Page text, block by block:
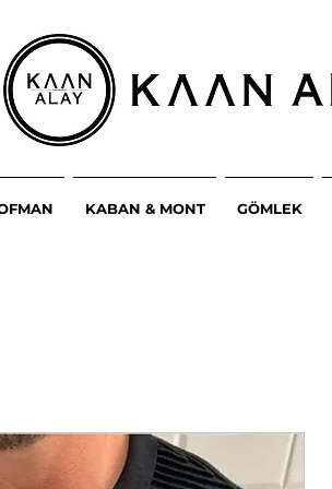
KABAN & MONT GÖMLEK